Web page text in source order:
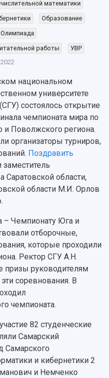
интеллекта
"Одержимы
состав
граждан на
истории России и
РФ
услуги
19
подразделения
научно-
обслуживания
и грантов
учёный"
конференциях
математики
Образование
Олимпиада
работы
УВР
национальном
университете
состоялось открытие
чемпионата мира по
Поволжского региона.
организаторы турниров,
Поздравить
Саратовской области,
области М.И. Орлов
– Чемпионату Юга и
отборочные,
которые проходили
Ректор СГУ А.Н.
призы руководителям
соревнования. В
чемпионата.
82 студенческие
Самарский
Самарского
и кибернетики 2
и Немченко